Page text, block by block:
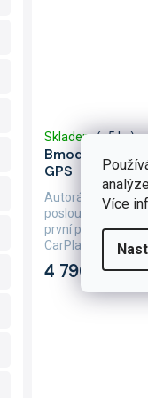
Více
Bmode 2DIN
GPS
Skladem(>5 ks)
4 790 Kč
Autorádio Bmode
poslouží na
první pohled
CarPlay a